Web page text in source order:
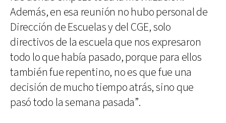
Además, en esa reunión no hubo personal de
Dirección de Escuelas y del CGE, solo
directivos de la escuela que nos expresaron
todo lo que había pasado, porque para ellos
también fue repentino, no es que fue una
decisión de mucho tiempo atrás, sino que
pasó todo la semana pasada”.